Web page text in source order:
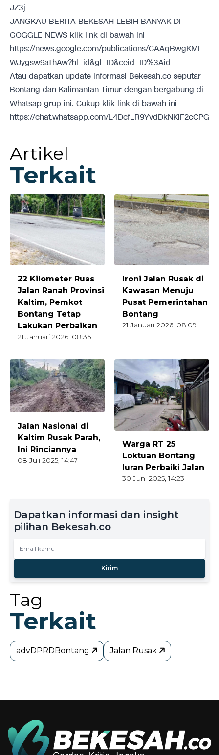
JZ3j
JANGKAU BERITA BEKESAH LEBIH BANYAK DI
GOGGLE NEWS klik link di bawah ini
https://news.google.com/publications/CAAqBwgKML
WJygsw9aThAw?hl=id&gl=ID&ceid=ID%3Aid
Atau dapatkan update informasi Bekesah.co seputar
Bontang dan Kalimantan Timur dengan bergabung di
Whatsap grup ini. Cukup klik link di bawah ini
https://chat.whatsapp.com/L4DcfLR9YvdDkNKiF2cCPG
Artikel
Terkait
22 Kilometer Ruas
Jalan Ranah Provinsi
Kaltim, Pemkot
Bontang Tetap
Lakukan Perbaikan
21 Januari 2026, 08:36
Ironi Jalan Rusak di
Kawasan Menuju
Pusat Pemerintahan
Bontang
21 Januari 2026, 08:09
Jalan Nasional di
Kaltim Rusak Parah,
Ini Rinciannya
08 Juli 2025, 14:47
Warga RT 25
Loktuan Bontang
Iuran Perbaiki Jalan
30 Juni 2025, 14:23
Dapatkan informasi dan insight
pilihan Bekesah.co
Kirim
Tag
Terkait
advDPRDBontang Jalan Rusak